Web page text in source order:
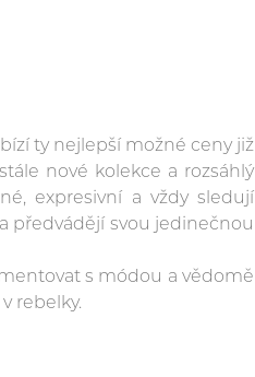
ty nejlepší možné ceny již
nové kolekce a rozsáhlý
expresivní a vždy sledují
předvádějí svou jedinečnou
s módou a vědomě
rebelky.